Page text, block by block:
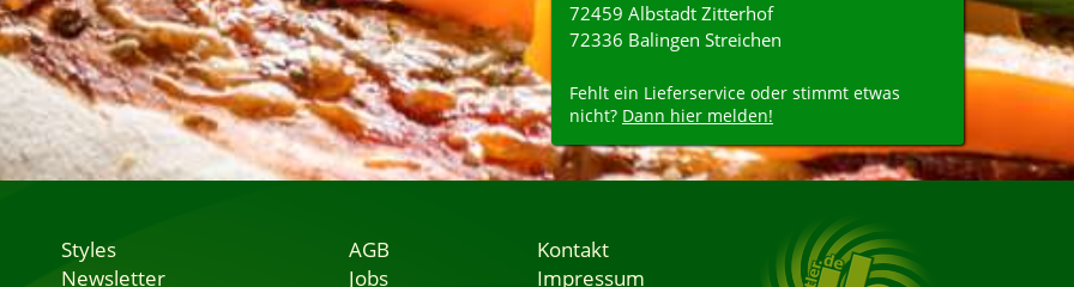
72459 Albstadt Zitterhof
72336 Balingen Streichen
Fehlt ein Lieferservice oder stimmt etwas
nicht? Dann hier melden!
Styles
Newsletter
AGB
Jobs
Kontakt
Impressum